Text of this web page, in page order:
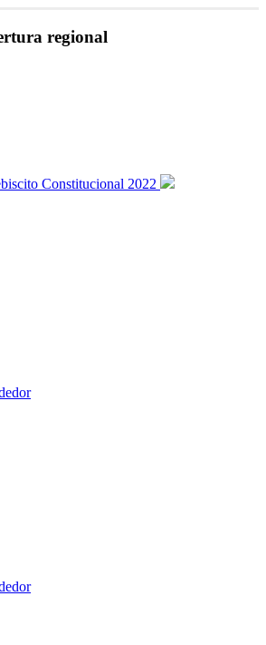
regional
Constitucional 2022